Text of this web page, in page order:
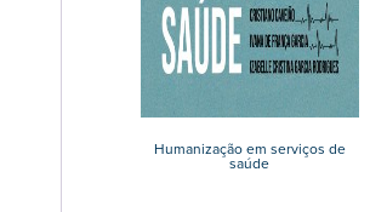
Humanização em serviços de
saúde